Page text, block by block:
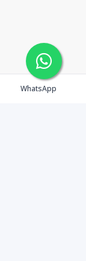
WhatsApp